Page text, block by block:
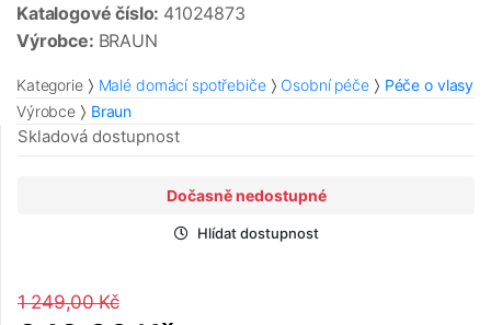
Katalogové číslo: 41024873
Výrobce: BRAUN
Kategorie Malé domácí spotřebiče Osobní péče
Péče o vlasy
Výrobce
Braun
Skladová dostupnost
Dočasně nedostupné
Hlídat dostupnost
1 249,00 Kč